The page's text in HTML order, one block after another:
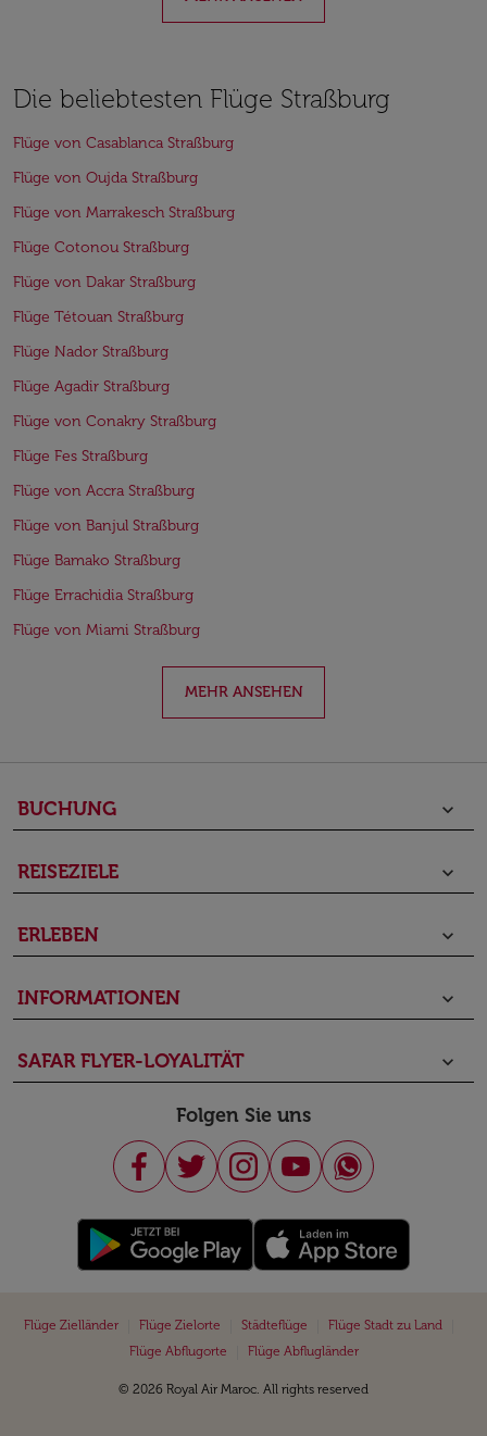
Die beliebtesten Flüge Straßburg
Flüge von Casablanca Straßburg
Flüge von Oujda Straßburg
Flüge von Marrakesch Straßburg
Flüge Cotonou Straßburg
Flüge von Dakar Straßburg
Flüge Tétouan Straßburg
Flüge Nador Straßburg
Flüge Agadir Straßburg
Flüge von Conakry Straßburg
Flüge Fes Straßburg
Flüge von Accra Straßburg
Flüge von Banjul Straßburg
Flüge Bamako Straßburg
Flüge Errachidia Straßburg
Flüge von Miami Straßburg
MEHR ANSEHEN
BUCHUNG keyboard_arrow_down
REISEZIELE keyboard_arrow_down
ERLEBEN keyboard_arrow_down
INFORMATIONEN keyboard_arrow_down
SAFAR FLYER-LOYALITÄT keyboard_arrow_down
Folgen Sie uns
Flüge Zielländer Flüge Zielorte Städteflüge Flüge Stadt zu Land
Flüge Abflugorte
Flüge Abflugländer
© 2026 Royal Air Maroc. All rights reserved